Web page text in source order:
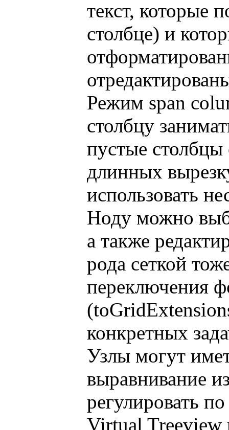
текст, которые
столбце) и
Режим span
столбцу
пустые столбцы
длинных
использовать
Ноду можно
а также
рода сеткой
переключения
конкретных
Узлы могут
выравнивание
регулировать
Virtual Treeview